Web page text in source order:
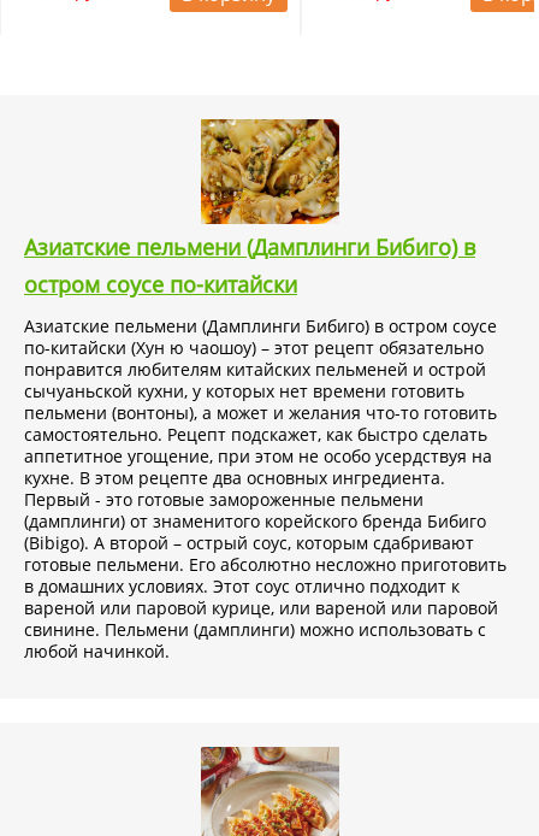
организму аминокислоты, витамины и минералы. Белок
способствует укреплению мышц, помогает организму
нормально функционировать и является «строительным
материалом» для новых клеток.
Азиатские пельмени (Дамплинги Бибиго) в
остром соусе по-китайски
Азиатские пельмени (Дамплинги Бибиго) в остром соусе
по-китайски (Хун ю чаошоу) – этот рецепт обязательно
понравится любителям китайских пельменей и острой
сычуаньской кухни, у которых нет времени готовить
пельмени (вонтоны), а может и желания что-то готовить
самостоятельно. Рецепт подскажет, как быстро сделать
аппетитное угощение, при этом не особо усердствуя на
кухне. В этом рецепте два основных ингредиента.
Первый - это готовые замороженные пельмени
(дамплинги) от знаменитого корейского бренда Бибиго
(Bibigo). А второй – острый соус, которым сдабривают
готовые пельмени. Его абсолютно несложно приготовить
в домашних условиях. Этот соус отлично подходит к
вареной или паровой курице, или вареной или паровой
свинине. Пельмени (дамплинги) можно использовать с
любой начинкой.